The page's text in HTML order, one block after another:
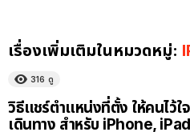
เรื่องเพิ่มเติมในหมวดหมู่:
316 ดู
วิธีแชร์ตำแหน่งที่ตั้ง ให้คนไว้ใ
เดินทาง สำหรับ iPhone, iPad